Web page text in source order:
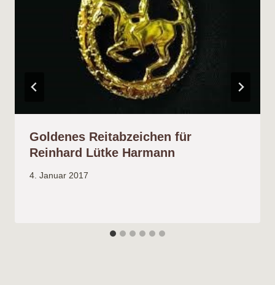
Goldenes Reitabzeichen für
Reinhard Lütke Harmann
4. Januar 2017